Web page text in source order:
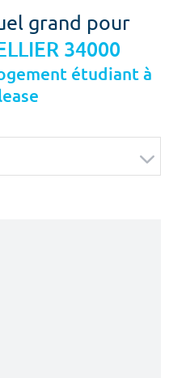
max
€
max
grand pour
34000
étudiant à